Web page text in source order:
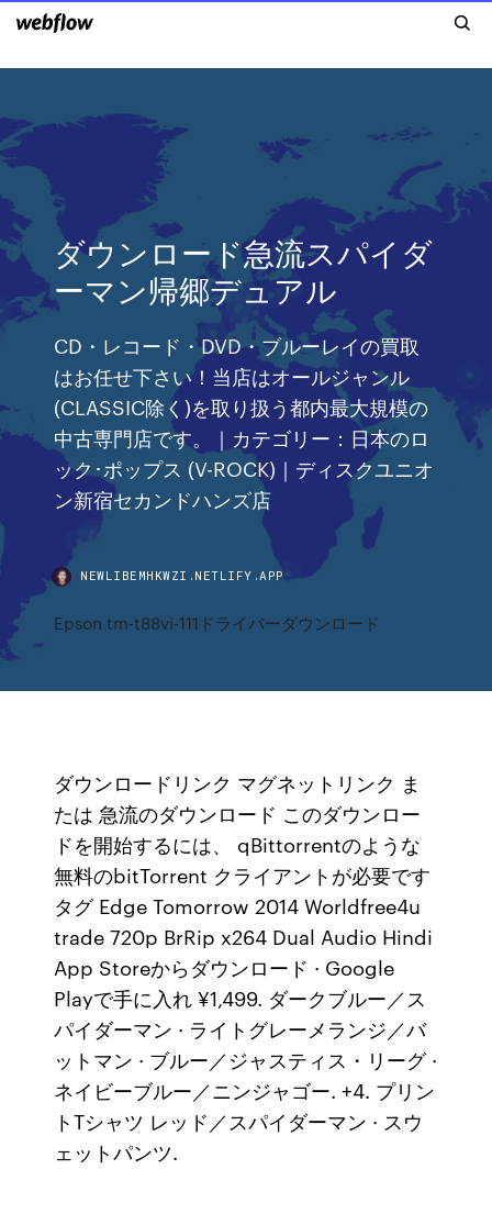
ダウンロード急流スパイダ
ーマン帰郷デュアル
CD・レコード・DVD・ブルーレイの買取
はお任せ下さい！当店はオールジャンル
(CLASSIC除く)を取り扱う都内最大規模の
中古専門店です。｜カテゴリー：日本のロ
ック･ポップス (V-ROCK)｜ディスクユニオ
ン新宿セカンドハンズ店
NEWLIBEMHKWZI.NETLIFY.APP
Epson tm-t88vi-111ドライバーダウンロード
ダウンロードリンク マグネットリンク ま
たは 急流のダウンロード このダウンロー
ドを開始するには、 qBittorrentのような
無料のbitTorrent クライアントが必要です
タグ Edge Tomorrow 2014 Worldfree4u
trade 720p BrRip x264 Dual Audio Hindi
App Storeからダウンロード · Google
Playで手に入れ ¥1,499. ダークブルー／ス
パイダーマン · ライトグレーメランジ／バ
ットマン · ブルー／ジャスティス・リーグ ·
ネイビーブルー／ニンジャゴー. +4. プリン
トTシャツ レッド／スパイダーマン · スウ
ェットパンツ.